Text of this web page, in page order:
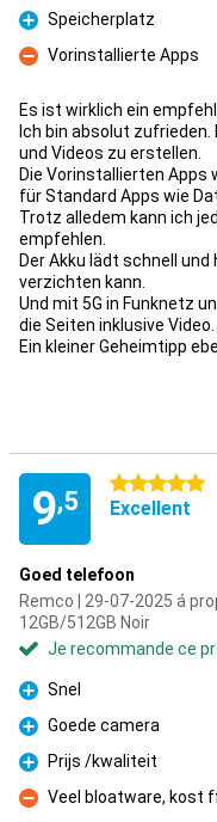
Pour
Speicherplatz
Contre
Vorinstallierte Apps
Es ist wirklich ein
Ich bin absolut
und Videos zu erstellen.
Die Vorinstallierten Apps
für Standard Apps wie
Trotz alledem kann ich
empfehlen.
Der Akku lädt schnell
verzichten kann.
Und mit 5G in Funknetz
die Seiten inklusive Video.
Ein kleiner Geheimtipp
9,5
5 étoiles
Excellent
Goed telefoon
Remco | 29-07-2025 á
12GB/512GB Noir
Je recommande ce
Pour
Snel
Pour
Goede camera
Pour
Prijs /kwaliteit
Contre
Veel bloatware, kost